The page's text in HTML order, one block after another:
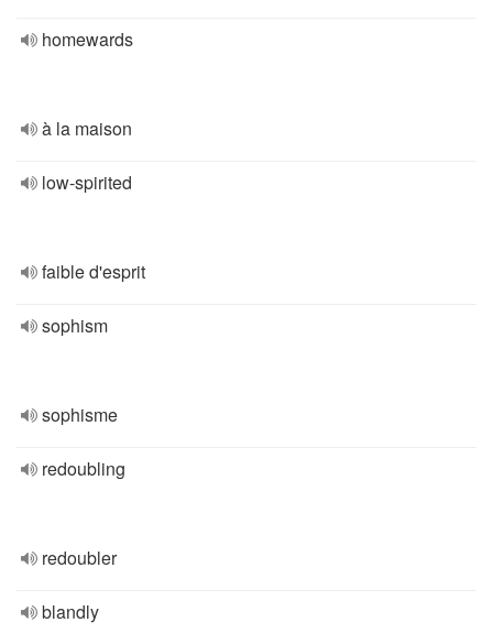
homewards
à la maison
low-spirited
faible d'esprit
sophism
sophisme
redoubling
redoubler
blandly